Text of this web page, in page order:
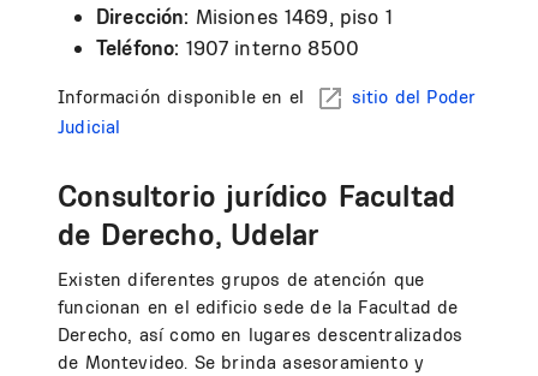
Dirección: Misiones 1469, piso 1
Teléfono: 1907 interno 8500
Información disponible en el
sitio del Poder
Judicial
Consultorio jurídico Facultad
de Derecho, Udelar
Existen diferentes grupos de atención que
funcionan en el edificio sede de la Facultad de
Derecho, así como en lugares descentralizados
de Montevideo. Se brinda asesoramiento y